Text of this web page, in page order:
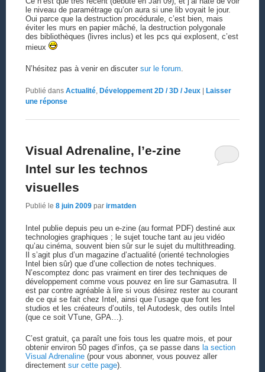
le niveau de paramétrage qu’on aura si une lib voyait le jour.
Oui parce que la destruction procédurale, c’est bien, mais
éviter les murs en papier mâché, la destruction polygonale
des bibliothèques (livres inclus) et les pcs qui explosent, c’est
mieux
N’hésitez pas à venir en discuter sur le forum.
Publié dans Actualité, Développement 2D / 3D / Jeux
Laisser
une réponse
Visual Adrenaline, l’e-zine
Intel sur les technos
visuelles
Publié le 8 juin 2009 par irmatden
Intel publie depuis peu un e-zine (au format PDF) destiné aux
technologies graphiques ; le sujet touche tant au jeu vidéo
qu’au cinéma, souvent bien sûr sur le sujet du multithreading.
Il s’agit plus d’un magazine d’actualité (orienté technologies
Intel bien sûr) que d’une collection de notes techniques.
N’escomptez donc pas vraiment en tirer des techniques de
développement comme vous pouvez en lire sur Gamasutra. Il
est par contre agréable à lire si vous désirez rester au courant
de ce qui se fait chez Intel, ainsi que l’usage que font les
studios et les créateurs d’outils, tel Autodesk, des outils Intel
(que ce soit VTune, GPA…).
C’est gratuit, ça paraît une fois tous les quatre mois, et pour
obtenir environ 50 pages d’infos, ça se passe dans la section
Visual Adrenaline(pour vous abonner, vous pouvez aller
directement sur cette page).